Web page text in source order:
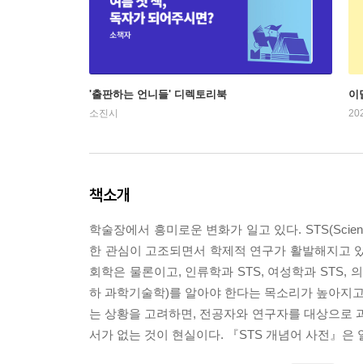
'출판하는 언니들' 디렉토리북
소진시
이
책소개
학술장에서 흥미로운 변화가 일고 있다.
한 관심이 고조되면서 학제적 연구가 활발해지고
회학은 물론이고, 인류학과 STS, 여성학과 STS,
하 과학기술학)를 알아야 한다는 목소리가 높아지
는 상황을 고려하면, 전공자와 연구자를 대상으로
서가 없는 것이 현실이다. 『STS 개념어 사전』